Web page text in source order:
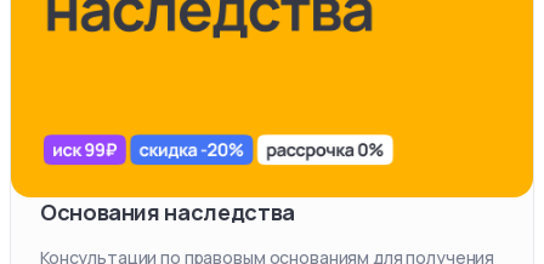
Основания наследства
Консультации по правовым основаниям для получения